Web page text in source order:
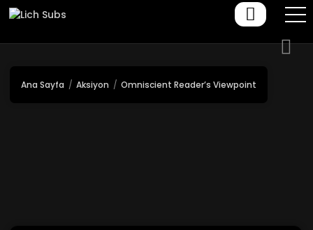
Ana Sayfa Aksiyon Omniscient Reader’s Viewpoint